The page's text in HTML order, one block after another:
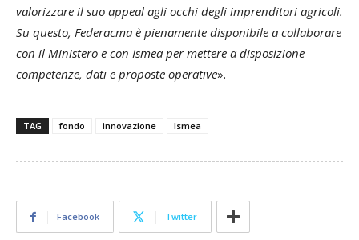
valorizzare il suo appeal agli occhi degli imprenditori agricoli.
Su questo, Federacma è pienamente disponibile a collaborare
con il Ministero e con Ismea per mettere a disposizione
competenze, dati e proposte operative».
TAG fondo innovazione Ismea
Facebook Twitter